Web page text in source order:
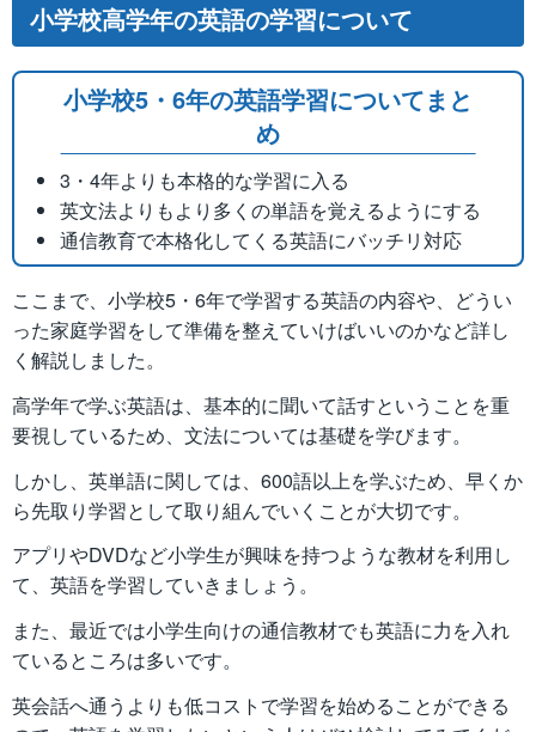
小学校高学年の英語の学習について
小学校5・6年の英語学習についてまと
め
3・4年よりも本格的な学習に入る
英文法よりもより多くの単語を覚えるようにする
通信教育で本格化してくる英語にバッチリ対応
ここまで、小学校5・6年で学習する英語の内容や、どうい
った家庭学習をして準備を整えていけばいいのかなど詳し
く解説しました。
高学年で学ぶ英語は、基本的に聞いて話すということを重
要視しているため、文法については基礎を学びます。
しかし、英単語に関しては、600語以上を学ぶため、早くか
ら先取り学習として取り組んでいくことが大切です。
アプリやDVDなど小学生が興味を持つような教材を利用し
て、英語を学習していきましょう。
また、最近では小学生向けの通信教材でも英語に力を入れ
ているところは多いです。
英会話へ通うよりも低コストで学習を始めることができる